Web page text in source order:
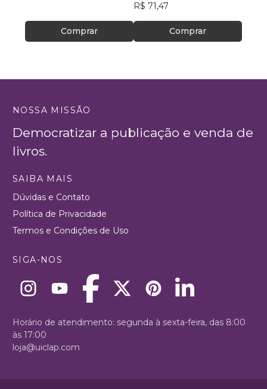
Comprar
R$ 71,47
Comprar
NOSSA MISSÃO
Democratizar a publicação e venda de
livros.
SAIBA MAIS
Dúvidas e Contato
Política de Privacidade
Termos e Condições de Uso
SIGA-NOS
Horário de atendimento: segunda à sexta-feira, das 8:00
às 17:00
loja@uiclap.com